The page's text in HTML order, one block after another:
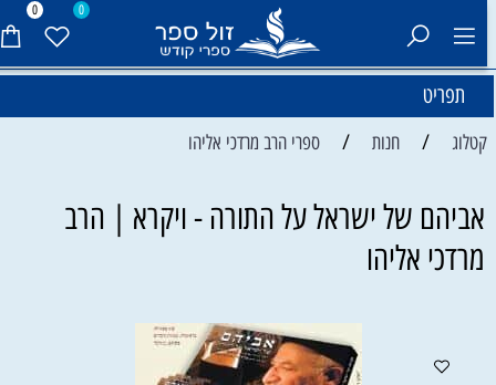
0 0
תפריט
קטלוג / חנות / ספרי הרב מרדכי אליהו
אביהם של ישראל על התורה - ויקרא | הרב
מרדכי אליהו